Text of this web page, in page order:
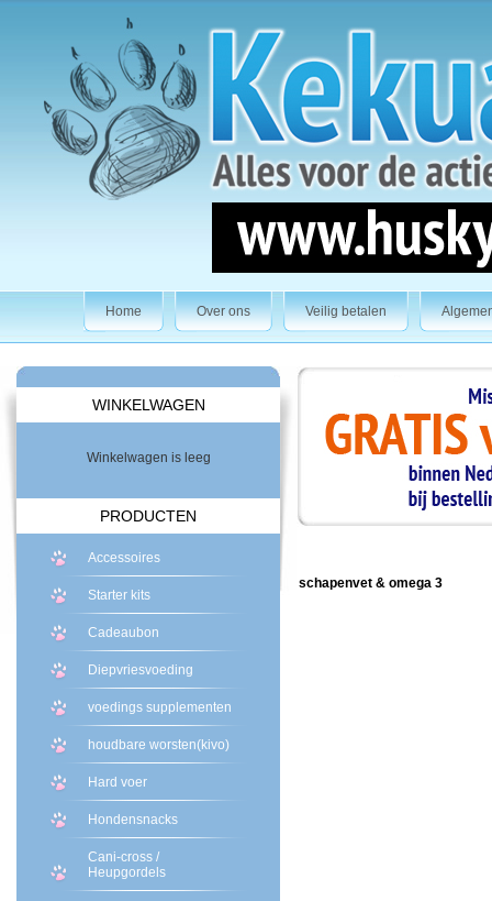
Home Over ons Veilig betalen
WINKELWAGEN
Winkelwagen is leeg
PRODUCTEN
Accessoires
Starter kits
Cadeaubon
Diepvriesvoeding
voedings supplementen
houdbare worsten(kivo)
Hard voer
Hondensnacks
Cani-cross /
Heupgordels
schapenvet & omega 3